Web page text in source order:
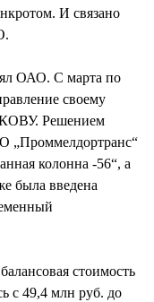
И связано
ОАО. С марта по
своему
Решением
„Проммелдортранс“
колонна -56“, а
была введена
стоимость
с 49,4 млн руб. до